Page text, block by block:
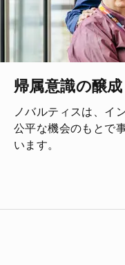
帰属意識の醸成
ノバルティスは、イ
公平な機会のもとで
います。